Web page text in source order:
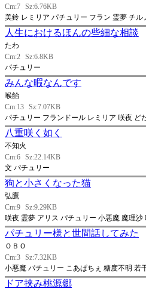
Cm:7 Sz:6.76KB
美鈴 レミリア パチュリー フラン 霊夢 チル
人生におけるほんの些細な相談
たわ
Cm:2 Sz:6.8KB
パチュリー
みんな暇なんです
喉飴
Cm:13 Sz:7.07KB
パチュリー フランドール レミリア 咲夜 ど
八重咲く如く
不知火
Cm:6 Sz:22.14KB
文 パチュリー
狗と小さくなった猫
弘鷹
Cm:9 Sz:9.29KB
咲夜 霊夢 アリス パチュリー 小悪魔 魔理沙
パチュリー様と世間話してみた
ＯＢＯ
Cm:3 Sz:7.32KB
小悪魔 パチュリー こあぱちぇ 糖度不明 若
ドア挟み桃源郷